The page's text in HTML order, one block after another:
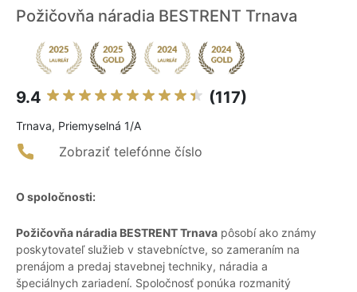
Požičovňa náradia BESTRENT Trnava
9.4 (117)
Trnava, Priemyselná 1/A
Zobraziť telefónne číslo
O spoločnosti:
Požičovňa náradia BESTRENT Trnava pôsobí ako známy
poskytovateľ služieb v stavebníctve, so zameraním na
prenájom a predaj stavebnej techniky, náradia a
špeciálnych zariadení. Spoločnosť ponúka rozmanitý